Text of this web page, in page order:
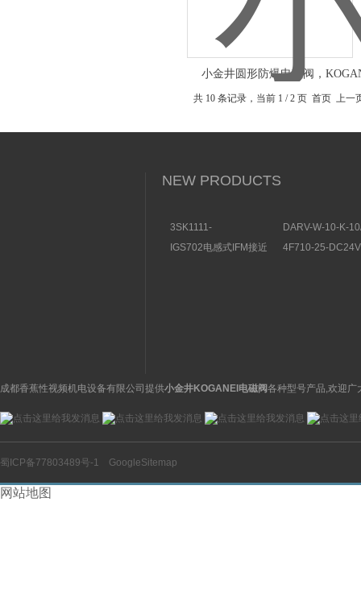
小金井圆形防爆电磁阀，
共 10 条记录，当前 1 / 2 页 首页 上
NEW PRODUCTS
3SK1111-
关特点及功能
DARV-W-10-K-
构分析
IGS702电感式IFM接近
4F710-25-
成都香蕉性视频机电设备有限公司提供小金井KOGANEI电磁阀各种型号产品,欢迎广
蜀ICP备77803489号-1 GoogleSitemap
网站地图